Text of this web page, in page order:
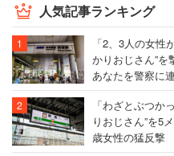
人気記事ランキング
「2、3人の女性
かりおじさん”
あなたを警察に
「わざとぶつか
りおじさん”を5
歳女性の猛反撃